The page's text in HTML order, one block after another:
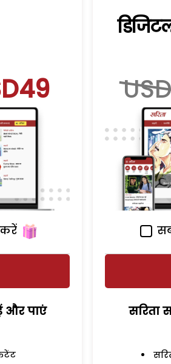
करें
और पाएं सरिता